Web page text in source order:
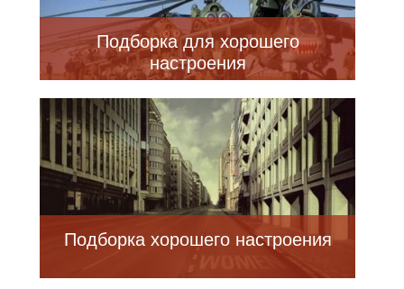
Подборка для хорошего
настроения
Подборка хорошего настроения